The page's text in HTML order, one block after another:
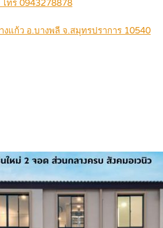
ทร 0943278878
แก้ว อ.บางพลี จ.สมุทรปราการ 10540